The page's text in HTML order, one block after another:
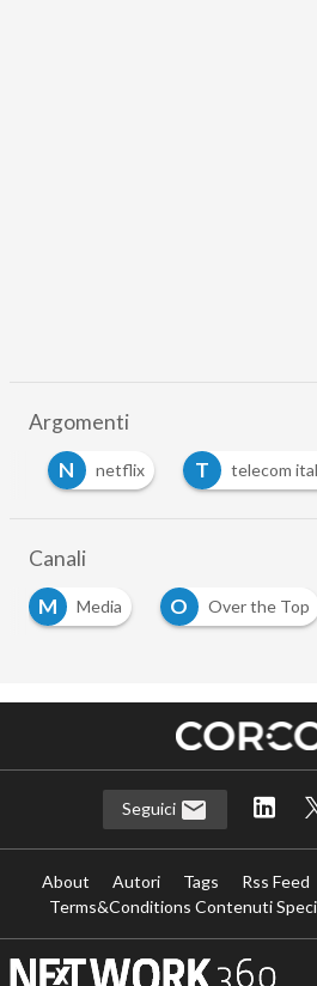
Argomenti
N netflix T telecom
Canali
M
Media O Over the Top
Seguici
About Autori Tags Rss Feed
Terms&Conditions Contenuti